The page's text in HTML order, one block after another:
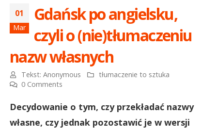
01
Mar
Gdańsk po angielsku,
czyli o (nie)tłumaczeniu
nazw własnych
Tekst:Anonymous
tłumaczenie to sztuka
0 Comments
Decydowanie o tym, czy przekładać nazwy
własne, czy jednak pozostawić je w wersji